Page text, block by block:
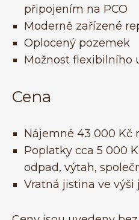
připojením na PCO
Moderně zařízené
Oplocený pozemek
Možnost flexibilního
Cena
Nájemné 43 000 Kč
Poplatky cca 5 000
odpad, výtah,
Vratná jistina ve